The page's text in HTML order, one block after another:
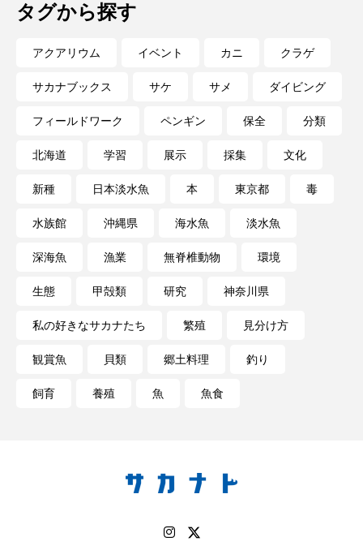
モンツキハギ
ヤッコ ヤドカリ ヤマトシマドジョウ
ヤマトヌマエビ ヤマメ ヤミヨキセワタ
ユウゼン ユウレイクラゲ ユカタハタ
世界遺産
伝承
タグから探す
アクアリウム イベント カニ クラゲ
サカナブックス サケ サメ ダイビング
フィールドワーク ペンギン 保全 分類
北海道 学習 展示 採集 文化
新種 日本淡水魚 本 東京都 毒
水族館 沖縄県 海水魚 淡水魚
深海魚 漁業 無脊椎動物 環境
生態 甲殻類 研究 神奈川県
私の好きなサカナたち 繁殖 見分け方
観賞魚 貝類 郷土料理 釣り
飼育 養殖 魚 魚食